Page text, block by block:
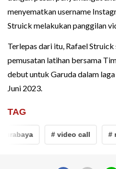
menyematkan username
Struick melakukan panggilan
Terlepas dari itu, Rafael
pemusatan latihan bersama
debut untuk Garuda dalam
Juni 2023.
TAG
# video call #